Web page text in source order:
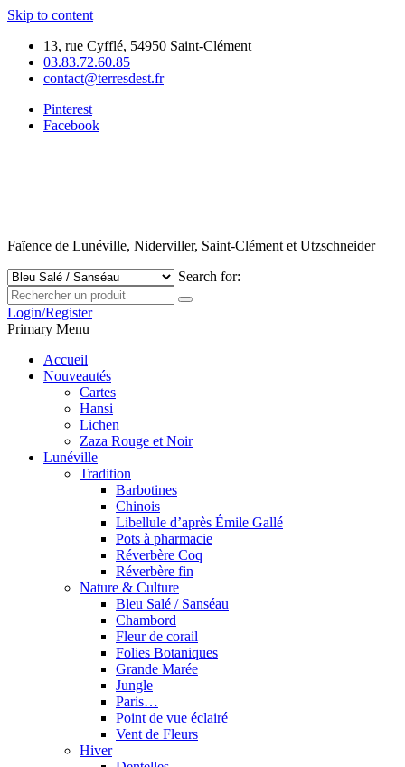
Skip to content
13, rue Cyfflé, 54950 Saint-Clément
03.83.72.60.85
contact@terresdest.fr
Pinterest
Facebook
Faïence de Lunéville, Niderviller, Saint-Clément et Utzschneider
Search for:
Login/Register
Primary Menu
Accueil
Nouveautés
Cartes
Hansi
Lichen
Zaza Rouge et Noir
Lunéville
Tradition
Barbotines
Chinois
Libellule d’après Émile Gallé
Pots à pharmacie
Réverbère Coq
Réverbère fin
Nature & Culture
Bleu Salé / Sanséau
Chambord
Fleur de corail
Folies Botaniques
Grande Marée
Jungle
Paris…
Point de vue éclairé
Vent de Fleurs
Hiver